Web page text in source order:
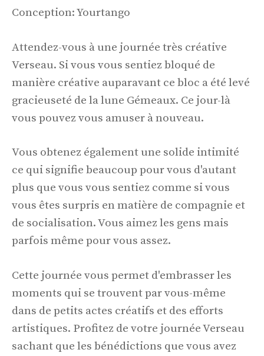
Conception: Yourtango
Attendez-vous à une journée très créative
Verseau. Si vous vous sentiez bloqué de
manière créative auparavant ce bloc a été levé
gracieuseté de la lune Gémeaux. Ce jour-là
vous pouvez vous amuser à nouveau.
Vous obtenez également une solide intimité
ce qui signifie beaucoup pour vous d'autant
plus que vous vous sentiez comme si vous
vous êtes surpris en matière de compagnie et
de socialisation. Vous aimez les gens mais
parfois même pour vous assez.
Cette journée vous permet d'embrasser les
moments qui se trouvent par vous-même
dans de petits actes créatifs et des efforts
artistiques. Profitez de votre journée Verseau
sachant que les bénédictions que vous avez